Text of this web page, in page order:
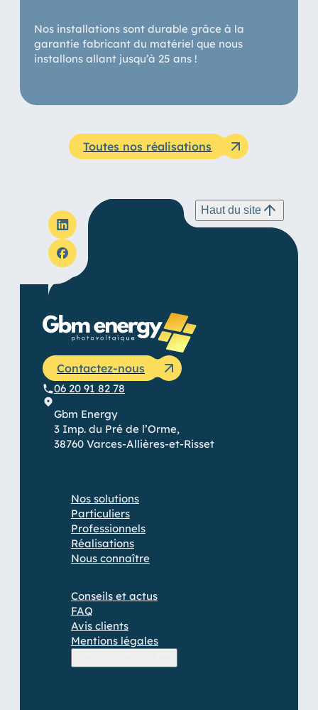
Nos installations sont durable grâce à la
garantie fabricant du matériel que nous
installons allant jusqu’à 25 ans !
Toutes nos réalisations
Haut du site
Contactez-nous
06 20 91 82 78
Gbm Energy
3 Imp. du Pré de l’Orme,
38760 Varces-Allières-et-Risset
Nos solutions
Particuliers
Professionnels
Réalisations
Nous connaître
Conseils et actus
FAQ
Avis clients
Mentions légales